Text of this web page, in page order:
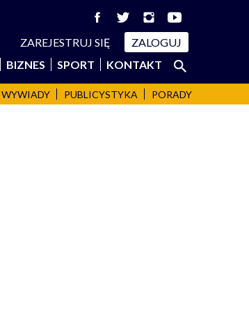
ZAREJESTRUJ SIĘ
ZALOGUJ
BIZNES SPORT KONTAKT Szukaj:
SZUKAJ
WYWIADY PUBLICYSTYKA PORADY